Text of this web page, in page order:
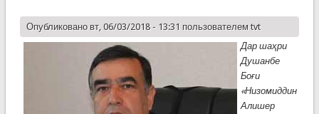
Опубликовано вт, 06/03/2018 - 13:31 пользователем tvt
Дар шаҳри
Душанбе
Боғи
«Низомиддин
Алишер